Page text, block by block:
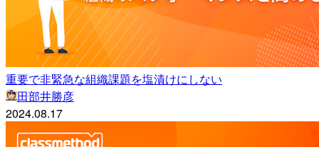
重要で非緊急な組織課題を塩漬けにしない
田部井勝彦
2024.08.17